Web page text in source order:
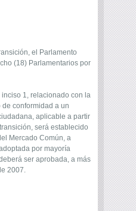
el Parlamento
(18) Parlamentarios por
1, relacionado con la
conformidad a un
aplicable a partir
será establecido
Mercado Común, a
por mayoría
ser aprobada, a más
2007.